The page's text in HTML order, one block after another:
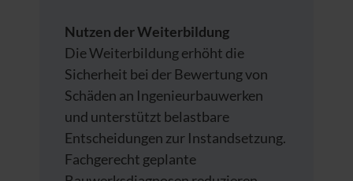
Nutzen der Weiterbildung
Die Weiterbildung erhöht die
Sicherheit bei der Bewertung von
Schäden an Ingenieurbauwerken
und unterstützt belastbare
Entscheidungen zur Instandsetzung.
Fachgerecht geplante